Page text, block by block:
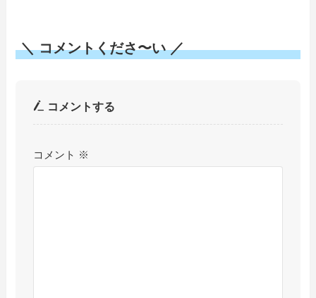
＼ コメントくださ〜い ／
コメントする
コメント ※